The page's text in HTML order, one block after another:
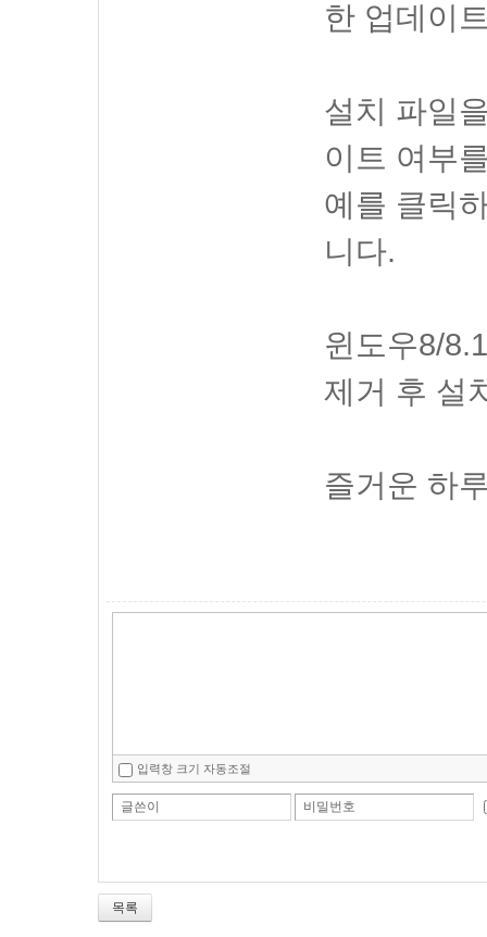
한 업데이
설치 파일
이트 여부
예를 클릭
니다.
윈도우8/
제거 후 설
즐거운 하
입력창 크기 자동조절
글쓴이 비밀번호
목록